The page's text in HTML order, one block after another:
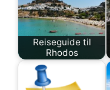
Reiseguide til
Rhodos